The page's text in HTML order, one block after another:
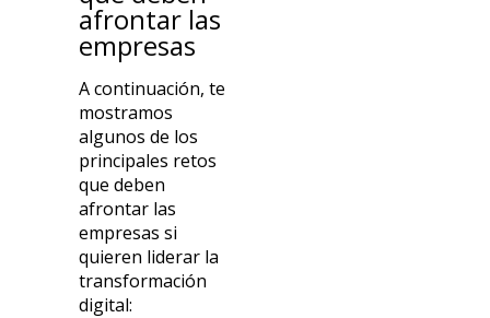
afrontar las
empresas
A continuación, te
mostramos
algunos de los
principales retos
que deben
afrontar las
empresas si
quieren liderar la
transformación
digital: